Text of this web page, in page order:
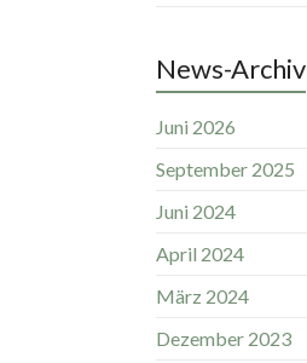
News-Archiv
Juni 2026
September 2025
Juni 2024
April 2024
März 2024
Dezember 2023